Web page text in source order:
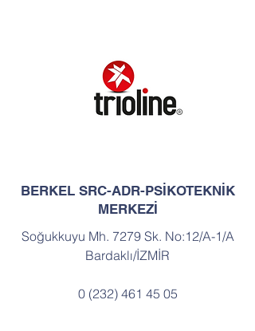
BERKEL SRC-ADR-PSİKOTEKNİK
MERKEZİ
Soğukkuyu Mh. 7279 Sk. No:12/A-1/A
Bardaklı/İZMİR
0 (232) 461 45 05